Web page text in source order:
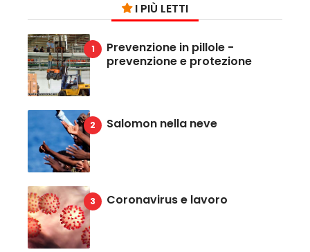
I PIÙ LETTI
Prevenzione in pillole -
prevenzione e protezione
Salomon nella neve
Coronavirus e lavoro